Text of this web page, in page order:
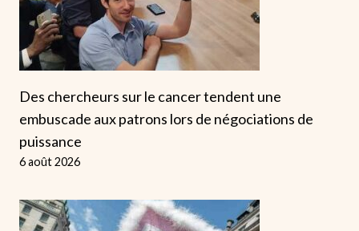
Des chercheurs sur le cancer tendent une
embuscade aux patrons lors de négociations de
puissance
6 août 2026